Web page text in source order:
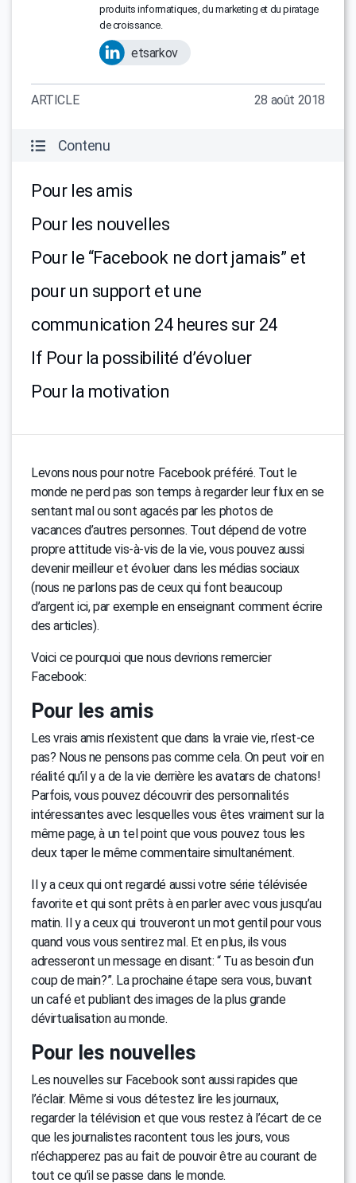
produits informatiques, du marketing et du piratage
de croissance.
etsarkov
ARTICLE 28 août 2018
Contenu
Pour les amis
Pour les nouvelles
Pour le “Facebook ne dort jamais” et
pour un support et une
communication 24 heures sur 24
lf Pour la possibilité d’évoluer
Pour la motivation
Levons nous pour notre Facebook préféré. Tout le
monde ne perd pas son temps à regarder leur flux en se
sentant mal ou sont agacés par les photos de
vacances d’autres personnes. Tout dépend de votre
propre attitude vis-à-vis de la vie, vous pouvez aussi
devenir meilleur et évoluer dans les médias sociaux
(nous ne parlons pas de ceux qui font beaucoup
d’argent ici, par exemple en enseignant comment écrire
des articles).
Voici ce pourquoi que nous devrions remercier
Facebook:
Pour les amis
Les vrais amis n’existent que dans la vraie vie, n’est-ce
pas? Nous ne pensons pas comme cela. On peut voir en
réalité qu’il y a de la vie derrière les avatars de chatons!
Parfois, vous pouvez découvrir des personnalités
intéressantes avec lesquelles vous êtes vraiment sur la
même page, à un tel point que vous pouvez tous les
deux taper le même commentaire simultanément.
Il y a ceux qui ont regardé aussi votre série télévisée
favorite et qui sont prêts à en parler avec vous jusqu’au
matin. Il y a ceux qui trouveront un mot gentil pour vous
quand vous vous sentirez mal. Et en plus, ils vous
adresseront un message en disant: “ Tu as besoin d’un
coup de main?”. La prochaine étape sera vous, buvant
un café et publiant des images de la plus grande
dévirtualisation au monde.
Pour les nouvelles
Les nouvelles sur Facebook sont aussi rapides que
l’éclair. Même si vous détestez lire les journaux,
regarder la télévision et que vous restez à l’écart de ce
que les journalistes racontent tous les jours, vous
n’échapperez pas au fait de pouvoir être au courant de
tout ce qu’il se passe dans le monde.